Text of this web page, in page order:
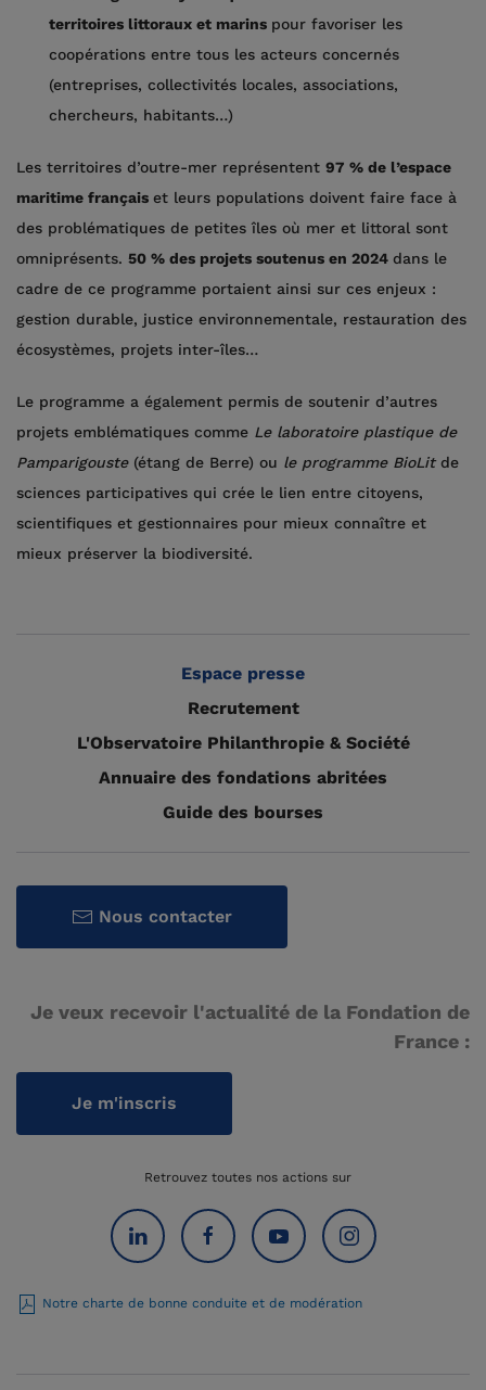
territoires littoraux et marins pour favoriser les
coopérations entre tous les acteurs concernés
(entreprises, collectivités locales, associations,
chercheurs, habitants…)
Les territoires d’outre-mer représentent 97 % de l’espace
maritime français et leurs populations doivent faire face à
des problématiques de petites îles où mer et littoral sont
omniprésents. 50 % des projets soutenus en 2024 dans le
cadre de ce programme portaient ainsi sur ces enjeux :
gestion durable, justice environnementale, restauration des
écosystèmes, projets inter-îles…
Le programme a également permis de soutenir d’autres
projets emblématiques comme Le laboratoire plastique de
Pamparigouste (étang de Berre) ou le programme BioLitde
sciences participatives qui crée le lien entre citoyens,
scientifiques et gestionnaires pour mieux connaître et
mieux préserver la biodiversité.
Espace presse
Recrutement
L'Observatoire Philanthropie & Société
Annuaire des fondations abritées
Guide des bourses
Nous contacter
Je veux recevoir l'actualité de la Fondation de
France :
Je m'inscris
Retrouvez toutes nos actions sur
Notre charte de bonne conduite et de modération